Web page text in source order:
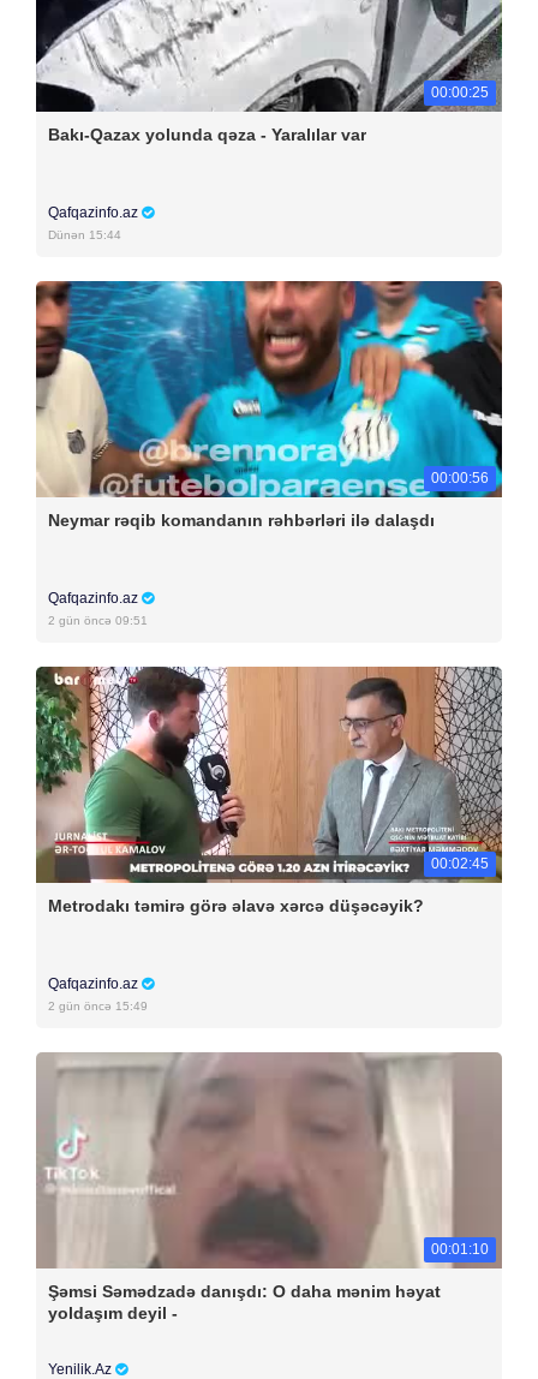
00:00:25
Bakı-Qazax yolunda qəza - Yaralılar var
Qafqazinfo.az
Dünən 15:44
00:00:56
Neymar rəqib komandanın rəhbərləri ilə dalaşdı
Qafqazinfo.az
2 gün öncə 09:51
00:02:45
Metrodakı təmirə görə əlavə xərcə düşəcəyik?
Qafqazinfo.az
2 gün öncə 15:49
00:01:10
Şəmsi Səmədzadə danışdı: O daha mənim həyat
yoldaşım deyil -
Yenilik.Az